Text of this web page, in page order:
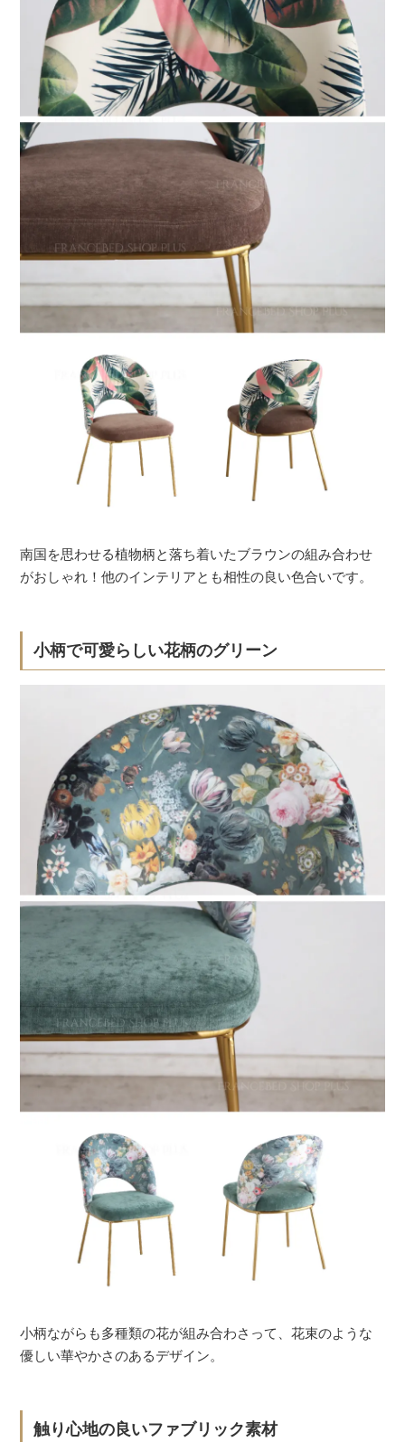
南国を思わせる植物柄と落ち着いたブラウンの組み合わせ
がおしゃれ！他のインテリアとも相性の良い色合いです。
小柄で可愛らしい花柄のグリーン
小柄ながらも多種類の花が組み合わさって、花束のような
優しい華やかさのあるデザイン。
触り心地の良いファブリック素材